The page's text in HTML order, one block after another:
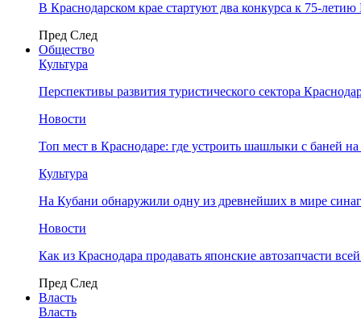
В Краснодарском крае стартуют два конкурса к 75-
Пред След
Общество
Культура
Перспективы развития туристического сектора
Новости
Топ мест в Краснодаре: где устроить шашлыки с баней
Культура
На Кубани обнаружили одну из древнейших в мире
Новости
Как из Краснодара продавать японские автозапчасти
Пред След
Власть
Власть